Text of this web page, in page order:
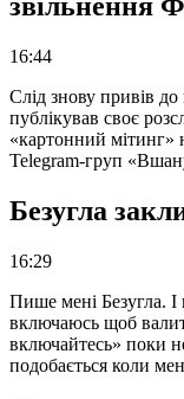
звільнення
16:44
Слід знову привів
публікував своє
«картонний мітинг»
Telegram-груп
Безугла
16:29
Пише мені Безугла.
включаюсь щоб
включайтесь» поки
подобається коли